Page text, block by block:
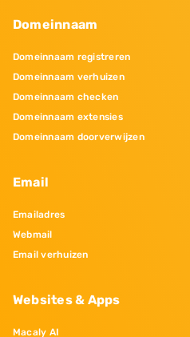
Domeinnaam
Domeinnaam registreren
Domeinnaam verhuizen
Domeinnaam checken
Domeinnaam extensies
Domeinnaam doorverwijzen
Email
Emailadres
Webmail
Email verhuizen
Websites & Apps
Macaly AI